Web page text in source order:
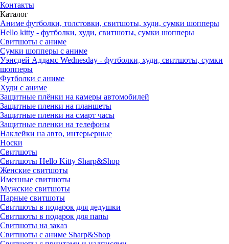
Контакты
Каталог
Аниме футболки, толстовки, свитшоты, худи, сумки шопперы
Hello kitty - футболки, худи, свитшоты, сумки шопперы
Свитшоты с аниме
Сумки шопперы с аниме
Уэнсдей Аддамс Wednesday - футболки, худи, свитшоты, сумки
шопперы
Футболки с аниме
Худи с аниме
Защитные плёнки на камеры автомобилей
Защитные пленки на планшеты
Защитные пленки на смарт часы
Защитные пленки на телефоны
Наклейки на авто, интерьерные
Носки
Свитшоты
Cвитшоты Hello Kitty Sharp&Shop
Женские свитшоты
Именные свитшоты
Мужские свитшоты
Парные свитшоты
Свитшоты в подарок для дедушки
Свитшоты в подарок для папы
Свитшоты на заказ
Свитшоты с аниме Sharp&Shop